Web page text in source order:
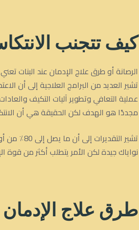
كيف تتجنب
الرصانة أو طرق علاج الإدمان عند البنات
تشير العديد من البرامج العلاجية إلى أن
عملية التعافي وتطوير آليات التكيف
مجددًا هو الهدف لكن الحقيقة هي أن
تشير
نواياك جيدة لكن الأمر يتطلب أكثر من قوة
طرق علاج الإدمان